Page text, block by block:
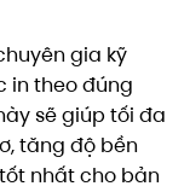
gia kỹ
in theo đúng
sẽ giúp tối đa
tăng độ bền
nhất cho bản